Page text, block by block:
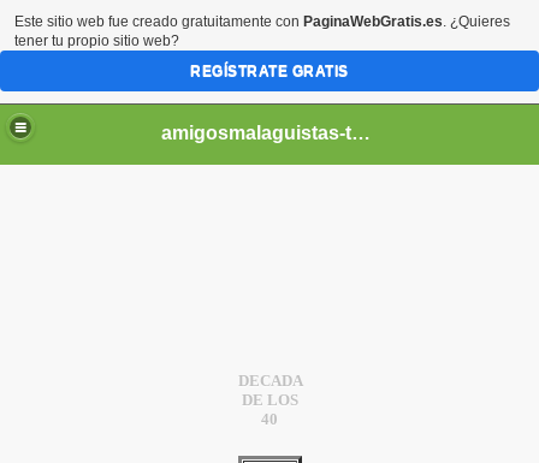
amigosmalaguistas-temporadas
DECADA
DE LOS
40
Este sitio web fue creado gratuitamente con PaginaWebGratis.es. ¿Quieres
tener tu propio sitio web?
REGÍSTRATE GRATIS